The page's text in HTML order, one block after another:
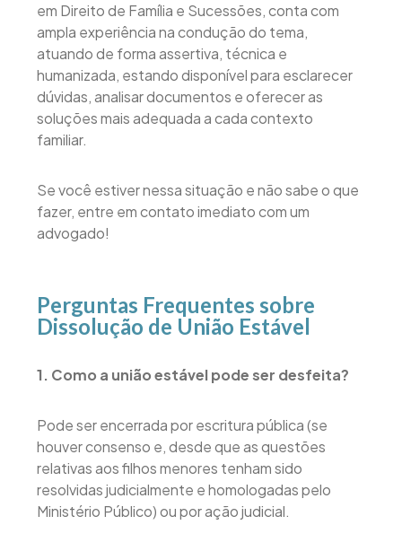
em Direito de Família e Sucessões, conta com
ampla experiência na condução do tema,
atuando de forma assertiva, técnica e
humanizada, estando disponível para esclarecer
dúvidas, analisar documentos e oferecer as
soluções mais adequada a cada contexto
familiar.
Se você estiver nessa situação e não sabe o que
fazer, entre em contato imediato com um
advogado!
Perguntas Frequentes sobre
Dissolução de União Estável
1. Como a união estável pode ser desfeita?
Pode ser encerrada por escritura pública (se
houver consenso e, desde que as questões
relativas aos filhos menores tenham sido
resolvidas judicialmente e homologadas pelo
Ministério Público) ou por ação judicial.